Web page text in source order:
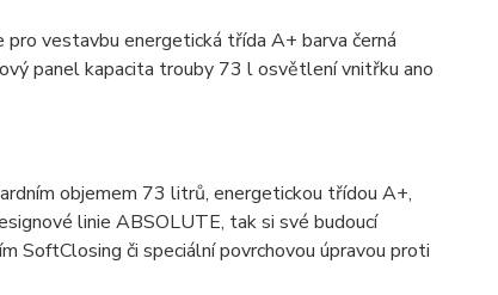
vestavbu energetická třída A+ barva černá
panel kapacita trouby 73 l osvětlení vnitřku ano
objemem 73 litrů, energetickou třídou A+,
linie ABSOLUTE, tak si své budoucí
SoftClosing či speciální povrchovou úpravou proti